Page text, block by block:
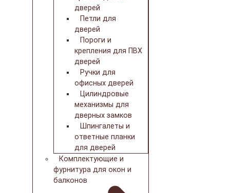
дверей
Петли для
дверей
Пороги и
крепления для ПВХ
дверей
Ручки для
офисных дверей
Цилиндровые
механизмы для
дверных замков
Шпингалеты и
ответные планки
для дверей
Комплектующие и
фурнитура для окон и
балконов